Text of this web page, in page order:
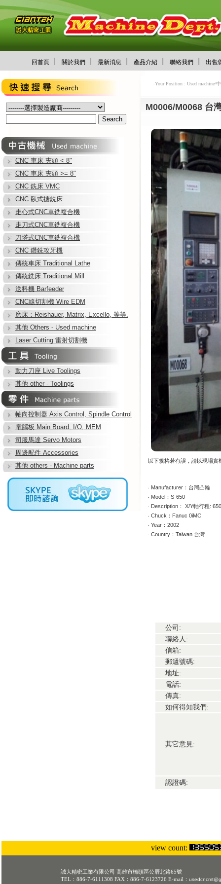
回首頁 關於我們 最新消息 產品介紹 聯絡我們 出售
CNC 車床 夾頭 < 8"
CNC 車床 夾頭 >= 8"
CNC 銑床 VMC
CNC 臥式搪銑床
走心式CNC車銑複合機
走刀式CNC車銑複合機
刀塔式CNC車銑複合機
CNC 鑽銑攻牙機
傳統車床 Traditional Lathe
傳統銑床 Traditional Mill
送料機 Barfeeder
CNC線切割機 Wire EDM
磨床：Reishauer, Matrix, Excello, 等等.
其他 Others - Used machine
Laser Cutting 雷射切割機
動力刀座 Live Toolings
其他 other - Toolings
軸向控制器 Axis Control, Spindle Control
電腦板 Main Board, I/O, MEM
司服馬達 Servo Motors
周邊配件 Accessories
其他 others - Machine parts
‧Your Position : Used machine/
M0006/M0068 台
以下規格若有誤，請以現場實
‧ Manufacturer：台灣凸輪
‧ Model：S-650
‧ Description： X/Y軸行程:
‧ Chuck：Fanuc 0iMC
‧ Year：2002
‧ Country：Taiwan 台灣
公司:
聯絡人:
信箱:
郵遞號碼:
地址:
電話:
傳真:
如何得知我們:
其它意見:
認證碼:
view count:
誠大精密工業有限公司 高雄市橋頭區公厝北路65號
TEL：886-7-6111308 FAX：886-7-6123726 E-mail：